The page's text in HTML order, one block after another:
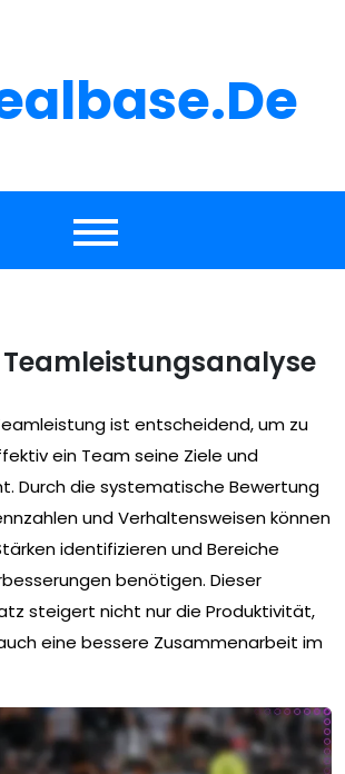
Teamleistungsanalyse
ist entscheidend, um zu
ein Team seine Ziele und
Durch die systematische Bewertung
und Verhaltensweisen können
identifizieren und Bereiche
benötigen. Dieser
steigert nicht nur die Produktivität,
eine bessere Zusammenarbeit im